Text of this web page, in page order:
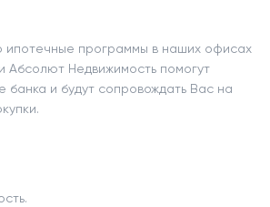
ипотечные программы в наших офисах
Абсолют Недвижимость помогут
банка и будут сопровождать Вас на